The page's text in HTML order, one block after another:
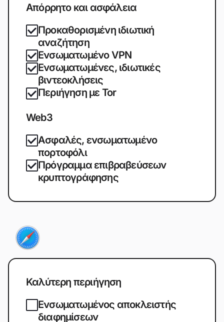
Απόρρητο και ασφάλεια
Προκαθορισμένη ιδιωτική
αναζήτηση
Ενσωματωμένο VPN
Ενσωματωμένες, ιδιωτικές
βιντεοκλήσεις
Περιήγηση με Tor
Web3
Ασφαλές, ενσωματωμένο
πορτοφόλι
Πρόγραμμα επιβραβεύσεων
κρυπτογράφησης
Καλύτερη περιήγηση
Ενσωματωμένος αποκλειστής
διαφημίσεων